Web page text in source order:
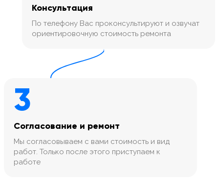
Консультация
По телефону Вас проконсультируют и озвучат
ориентировочную стоимость ремонта
3
Согласование и ремонт
Мы согласовываем с вами стоимость и вид
работ. Только после этого приступаем к
работе